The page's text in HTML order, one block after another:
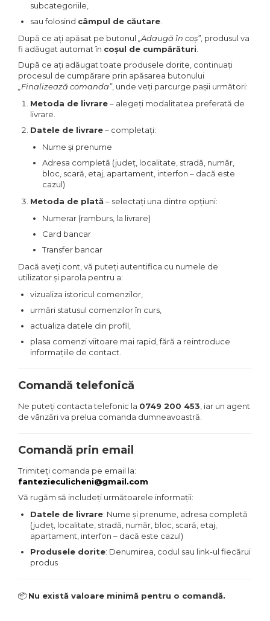
subcategoriile,
sau folosind câmpul de căutare
După ce ați apăsat pe butonul „Adaugă în coș”, produsul va
fi adăugat automat în coșul de cumpărături
După ce ați adăugat toate produsele dorite, continuați
procesul de cumpărare prin apăsarea butonului
„Finalizează comanda”, unde veți parcurge pașii următori:
Metoda de livrare– alegeți modalitatea preferată de
livrare.
Datele de livrare– completați:
Nume și prenume
Adresa completă (județ, localitate, stradă, număr,
bloc, scară, etaj, apartament, interfon – dacă este
cazul)
Metoda de plată– selectați una dintre opțiuni:
Numerar (ramburs, la livrare)
Card bancar
Transfer bancar
Dacă aveți cont, vă puteți autentifica cu numele de
utilizator și parola pentru a:
vizualiza istoricul comenzilor,
urmări statusul comenzilor în curs,
actualiza datele din profil,
plasa comenzi viitoare mai rapid, fără a reintroduce
informațiile de contact.
Comandă telefonică
Ne puteți contacta telefonic la 0749 200 453 , iar un agent
de vânzări va prelua comanda dumneavoastră.
Comandă prin email
Trimiteți comanda pe email la:
fantezieculicheni@gmail.com
Vă rugăm să includeți următoarele informații:
Datele de livrare: Nume și prenume, adresa completă
(județ, localitate, stradă, număr, bloc, scară, etaj,
apartament, interfon – dacă este cazul)
Produsele dorite: Denumirea, codul sau link-ul fiecărui
produs
📦 Nu există valoare minimă pentru o comandă.